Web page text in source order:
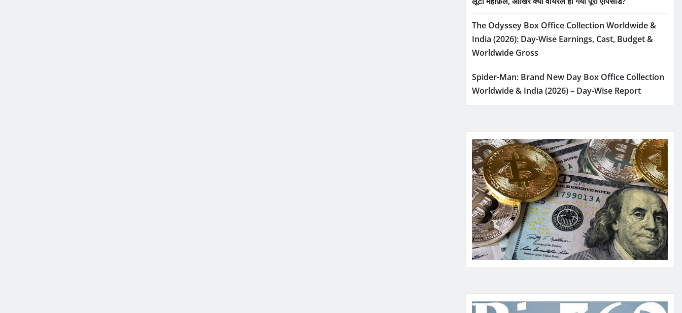
The Odyssey Box Office Collection Worldwide &
India (2026): Day-Wise Earnings, Cast, Budget &
Worldwide Gross
Spider-Man: Brand New Day Box Office Collection
Worldwide & India (2026) – Day-Wise Report